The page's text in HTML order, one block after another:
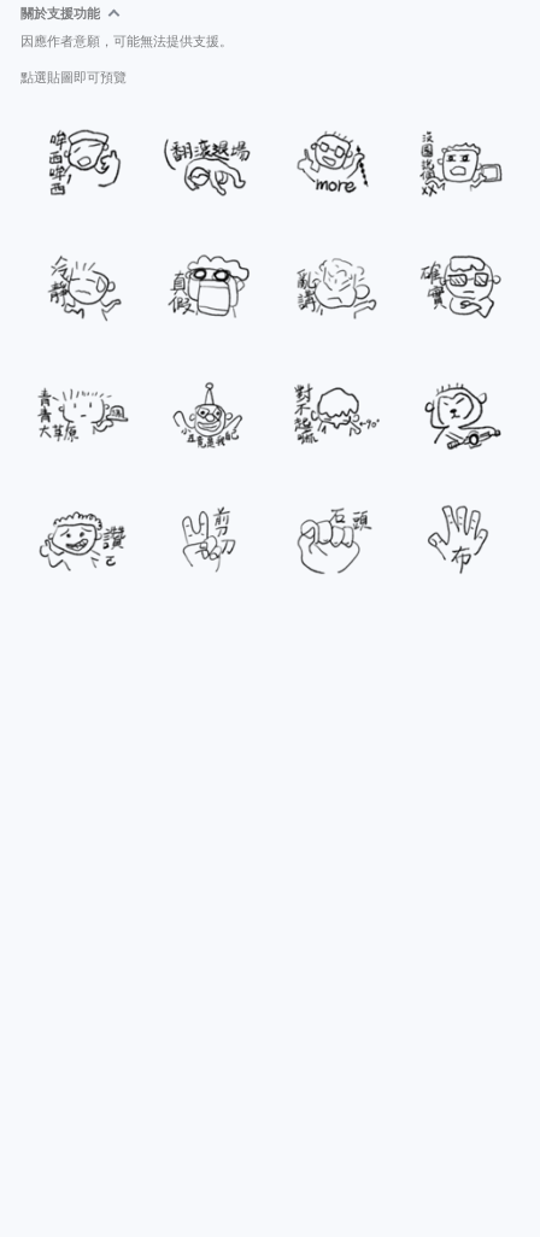
關於支援功能
因應作者意願，可能無法提供支援。
點選貼圖即可預覽